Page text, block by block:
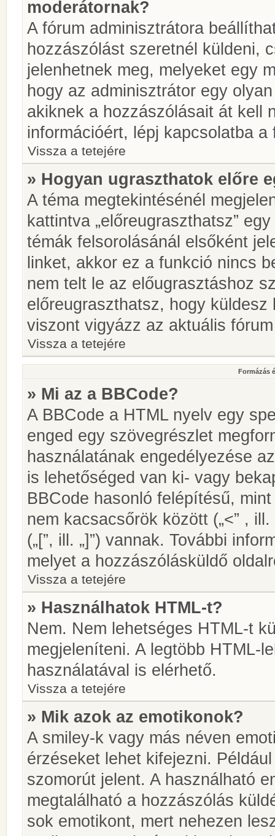
moderátornak?
A fórum adminisztrátora
hozzászólást szeretnél küldeni,
jelenhetnek meg, melyeket egy
hogy az adminisztrátor egy
akiknek a hozzászólásait át kell
információért, lépj kapcsolatba
Vissza a tetejére
» Hogyan ugraszthatok előre
A téma megtekintésénél
kattintva „előreugraszthatsz”
témák felsorolásánál elsőként
linket, akkor ez a funkció nincs
nem telt le az előugrasztáshoz
előreugraszthatsz, hogy
viszont vigyázz az aktuális
Vissza a tetejére
Formázás
» Mi az a BBCode?
A BBCode a HTML nyelv egy
enged egy szövegrészlet
használatának engedélyezése
is lehetőséged van ki- vagy
BBCode hasonló felépítésű,
nem kacsacsőrök között („<” ,
(„[”, ill. „]”) vannak. További
melyet a hozzászólásküldő
Vissza a tetejére
» Használhatok HTML-t?
Nem. Nem lehetséges HTML-t
megjeleníteni. A legtöbb HTML-
használatával is elérhető.
Vissza a tetejére
» Mik azok az emotikonok?
A smiley-k vagy más néven
érzéseket lehet kifejezni.
szomorút jelent. A használható
megtalálható a hozzászólás
sok emotikont, mert nehezen